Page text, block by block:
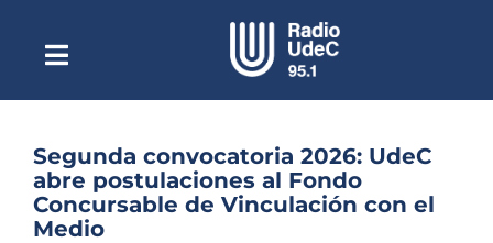
contenidoToggle
NavigationEscuchar Radio UdeC en vivo
Quiénes Somos
Programación
Segunda convocatoria 2026: UdeC
abre postulaciones al Fondo
Concursable de Vinculación con el
Medio